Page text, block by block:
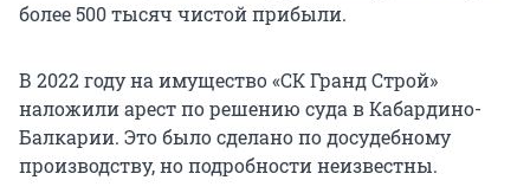
более 500 тысяч чистой прибыли.
В 2022 году на имущество «СК Гранд Строй»
наложили арест по решению суда в Кабардино-
Балкарии. Это было сделано по досудебному
производству, но подробности неизвестны.